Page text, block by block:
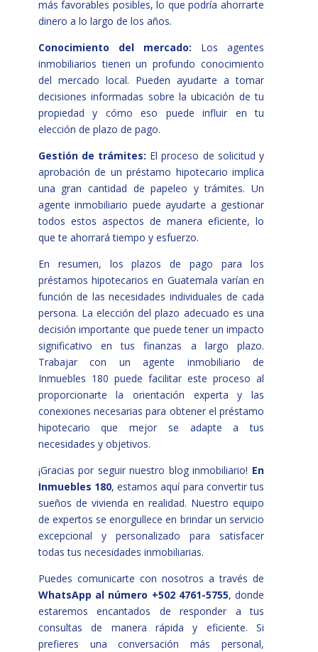
más favorables posibles, lo que podría ahorrarte
dinero a lo largo de los años.
Conocimiento del mercado: Los agentes
inmobiliarios tienen un profundo conocimiento
del mercado local. Pueden ayudarte a tomar
decisiones informadas sobre la ubicación de tu
propiedad y cómo eso puede influir en tu
elección de plazo de pago.
Gestión de trámites: El proceso de solicitud y
aprobación de un préstamo hipotecario implica
una gran cantidad de papeleo y trámites. Un
agente inmobiliario puede ayudarte a gestionar
todos estos aspectos de manera eficiente, lo
que te ahorrará tiempo y esfuerzo.
En resumen, los plazos de pago para los
préstamos hipotecarios en Guatemala varían en
función de las necesidades individuales de cada
persona. La elección del plazo adecuado es una
decisión importante que puede tener un impacto
significativo en tus finanzas a largo plazo.
Trabajar con un agente inmobiliario de
Inmuebles 180 puede facilitar este proceso al
proporcionarte la orientación experta y las
conexiones necesarias para obtener el préstamo
hipotecario que mejor se adapte a tus
necesidades y objetivos.
¡Gracias por seguir nuestro blog inmobiliario! En
Inmuebles 180, estamos aquí para convertir tus
sueños de vivienda en realidad. Nuestro equipo
de expertos se enorgullece en brindar un servicio
excepcional y personalizado para satisfacer
todas tus necesidades inmobiliarias.
Puedes comunicarte con nosotros a través de
WhatsApp al número +502 4761-5755, donde
estaremos encantados de responder a tus
consultas de manera rápida y eficiente. Si
prefieres una conversación más personal,